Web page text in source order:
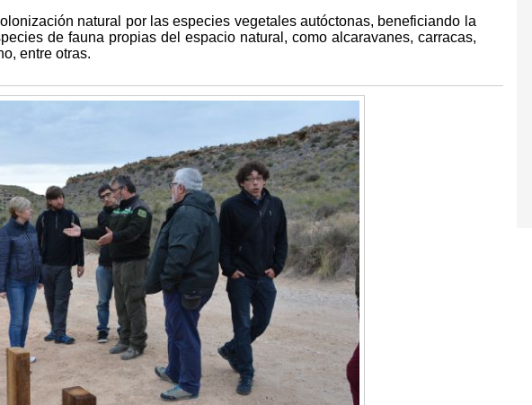
natural por las especies vegetales autóctonas, beneficiando la
de fauna propias del espacio natural, como alcaravanes, carracas,
entre otras.